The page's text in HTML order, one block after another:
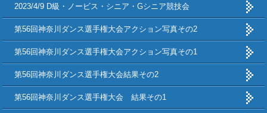
2023/4/9 D級・ノービス・シニア・Gシニア競技会
第56回神奈川ダンス選手権大会アクション写真その2
第56回神奈川ダンス選手権大会アクション写真その1
第56回神奈川ダンス選手権大会結果その2
第56回神奈川ダンス選手権大会 結果その1